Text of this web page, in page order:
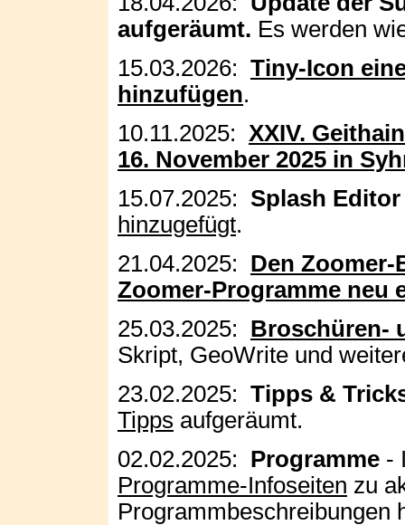
aufgeräumt. Es werden
15.03.2026: Tiny-Icon
hinzufügen.
10.11.2025: XXIV.
16. November 2025 in
15.07.2025: Splash Editor
hinzugefügt.
21.04.2025: Den
Zoomer-Programme neu
25.03.2025: Broschüren-
Skript, GeoWrite und
23.02.2025: Tipps &
Tipps aufgeräumt.
02.02.2025: Programme -
Programme-Infoseiten zu
Programmbeschreibungen